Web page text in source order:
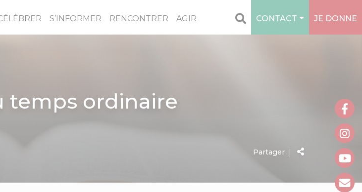
S’INFORMER RENCONTRER AGIR CONTACT JE DONNE
temps ordinaire
Partager